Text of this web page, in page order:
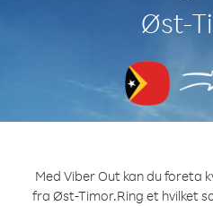
Øst-
Med Viber Out kan du foreta
fra Øst-Timor.Ring et hvilket